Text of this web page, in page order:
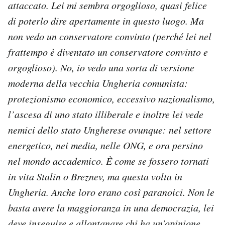
attaccato. Lei mi sembra orgoglioso, quasi felice
di poterlo dire apertamente in questo luogo. Ma
non vedo un conservatore convinto (perché lei nel
frattempo è diventato un conservatore convinto e
orgoglioso). No, io vedo una sorta di versione
moderna della vecchia Ungheria comunista:
protezionismo economico, eccessivo nazionalismo,
l’ascesa di uno stato illiberale e inoltre lei vede
nemici dello stato Ungherese ovunque: nel settore
energetico, nei media, nelle ONG, e ora persino
nel mondo accademico. È come se fossero tornati
in vita Stalin o Breznev, ma questa volta in
Ungheria. Anche loro erano così paranoici. Non le
basta avere la maggioranza in una democrazia, lei